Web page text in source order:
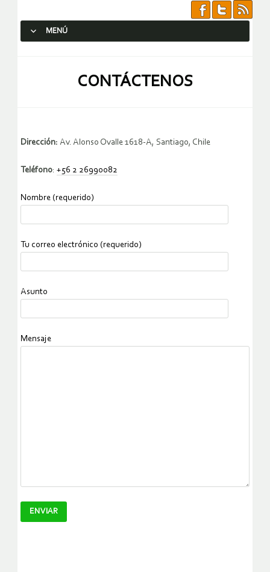
MENÚ
CONTÁCTENOS
Dirección: Av. Alonso Ovalle 1618-A, Santiago, Chile
Teléfono: +56 2 26990082
Nombre (requerido)
Tu correo electrónico (requerido)
Asunto
Mensaje